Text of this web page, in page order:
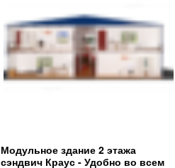
Модульное здание 2 этажа
сэндвич Краус - Удобно во всем